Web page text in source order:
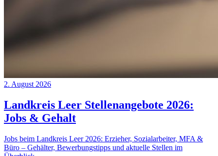
2. August 2026
Landkreis Leer Stellenangebote 2026:
Jobs & Gehalt
Jobs beim Landkreis Leer 2026: Erzieher, Sozialarbeiter, MFA &
Büro – Gehälter, Bewerbungstipps und aktuelle Stellen im